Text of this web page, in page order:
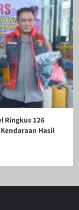
Ringkus 126
Hasil